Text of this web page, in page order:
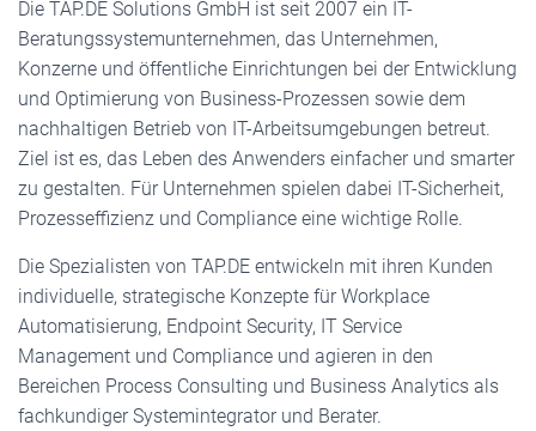
Die TAP.DE Solutions GmbH ist seit 2007 ein IT-
Beratungssystemunternehmen, das Unternehmen,
Konzerne und öffentliche Einrichtungen bei der Entwicklung
und Optimierung von Business-Prozessen sowie dem
nachhaltigen Betrieb von IT-Arbeitsumgebungen betreut.
Ziel ist es, das Leben des Anwenders einfacher und smarter
zu gestalten. Für Unternehmen spielen dabei IT-Sicherheit,
Prozesseffizienz und Compliance eine wichtige Rolle.
Die Spezialisten von TAP.DE entwickeln mit ihren Kunden
individuelle, strategische Konzepte für Workplace
Automatisierung, Endpoint Security, IT Service
Management und Compliance und agieren in den
Bereichen Process Consulting und Business Analytics als
fachkundiger Systemintegrator und Berater.